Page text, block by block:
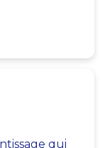
qui